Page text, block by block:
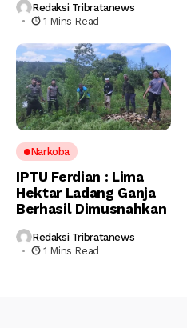
Redaksi Tribratanews
1 Mins Read
Narkoba
IPTU Ferdian : Lima
Hektar Ladang Ganja
Berhasil Dimusnahkan
Redaksi Tribratanews
1 Mins Read